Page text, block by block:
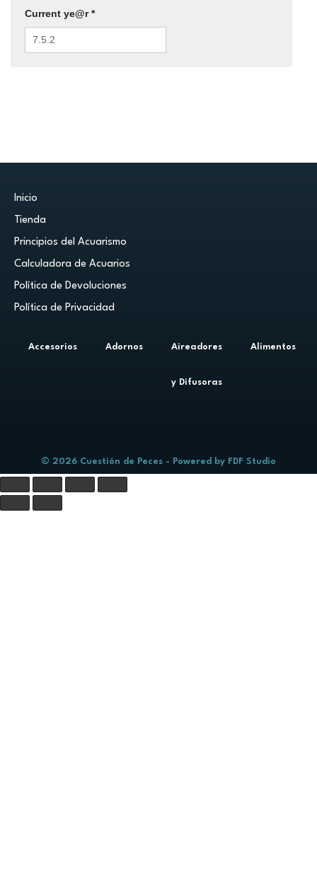
Current ye@r*
Inicio
Tienda
Principios del Acuarismo
Calculadora de Acuarios
Política de Devoluciones
Política de Privacidad
Accesorios Adornos Aireadores
y Difusoras
Alimentos
© 2026 Cuestión de Peces - Powered by FDF Studio